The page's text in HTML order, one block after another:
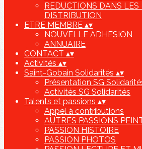
REDUCTIONS DANS LES
DISTRIBUTION
ETRE MEMBRE ▴▾
NOUVELLE ADHESION
ANNUAIRE
CONTACT ▴▾
Activités ▴▾
Saint-Gobain Solidarités ▴▾
Présentation SG
Activités SG Solidarités
Talents et passions ▴▾
Appel à contributions
AUTRES PASSIONS
PASSION HISTOIRE
PASSION PHOTOS